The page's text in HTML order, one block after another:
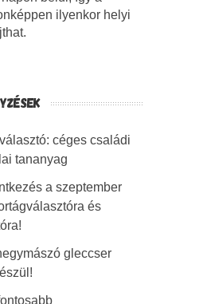
ilyenkor helyi
céges családi
tananyag
a szeptember
és
gleccser